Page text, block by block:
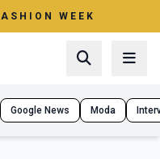
WEEK
Google News Moda